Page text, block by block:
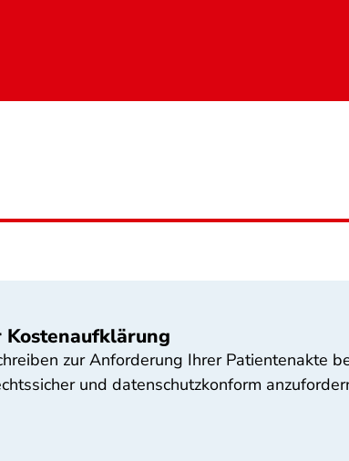
zur Anforderung Ihrer Patientenakte
und datenschutzkonform